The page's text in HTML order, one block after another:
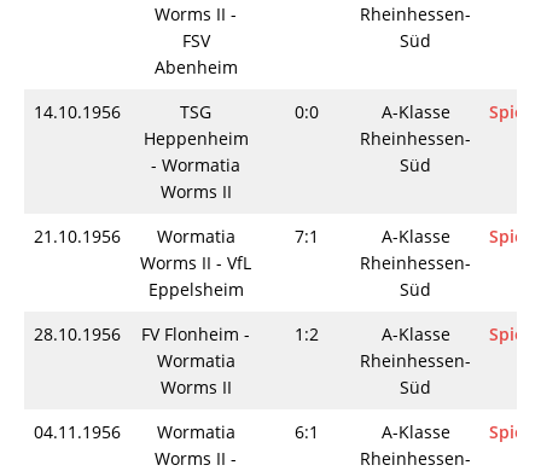
Worms II -
FSV
Abenheim
Rheinhessen-
Süd
14.10.1956
TSG
Heppenheim
- Wormatia
Worms II
0:0
A-Klasse
Rheinhessen-
Süd
21.10.1956
Wormatia
Worms II - VfL
Eppelsheim
7:1
A-Klasse
Rheinhessen-
Süd
28.10.1956
FV Flonheim -
Wormatia
Worms II
1:2
A-Klasse
Rheinhessen-
Süd
04.11.1956
Wormatia
Worms II -
6:1
A-Klasse
Rheinhessen-